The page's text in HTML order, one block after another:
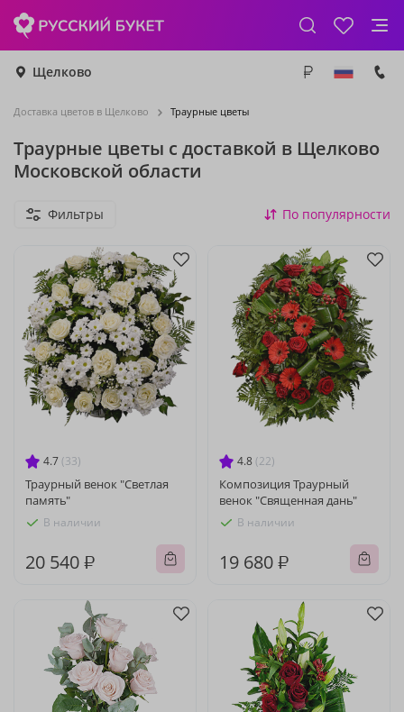
Щелково
Доставка цветов в Щелково Траурные цветы
Траурные цветы с доставкой в Щелково
Московской области
Фильтры По популярности
4.7 (33)
Траурный венок "Светлая
память"
В наличии
20 540 ₽
4.8 (22)
Композиция Траурный
венок "Священная дань"
В наличии
19 680 ₽